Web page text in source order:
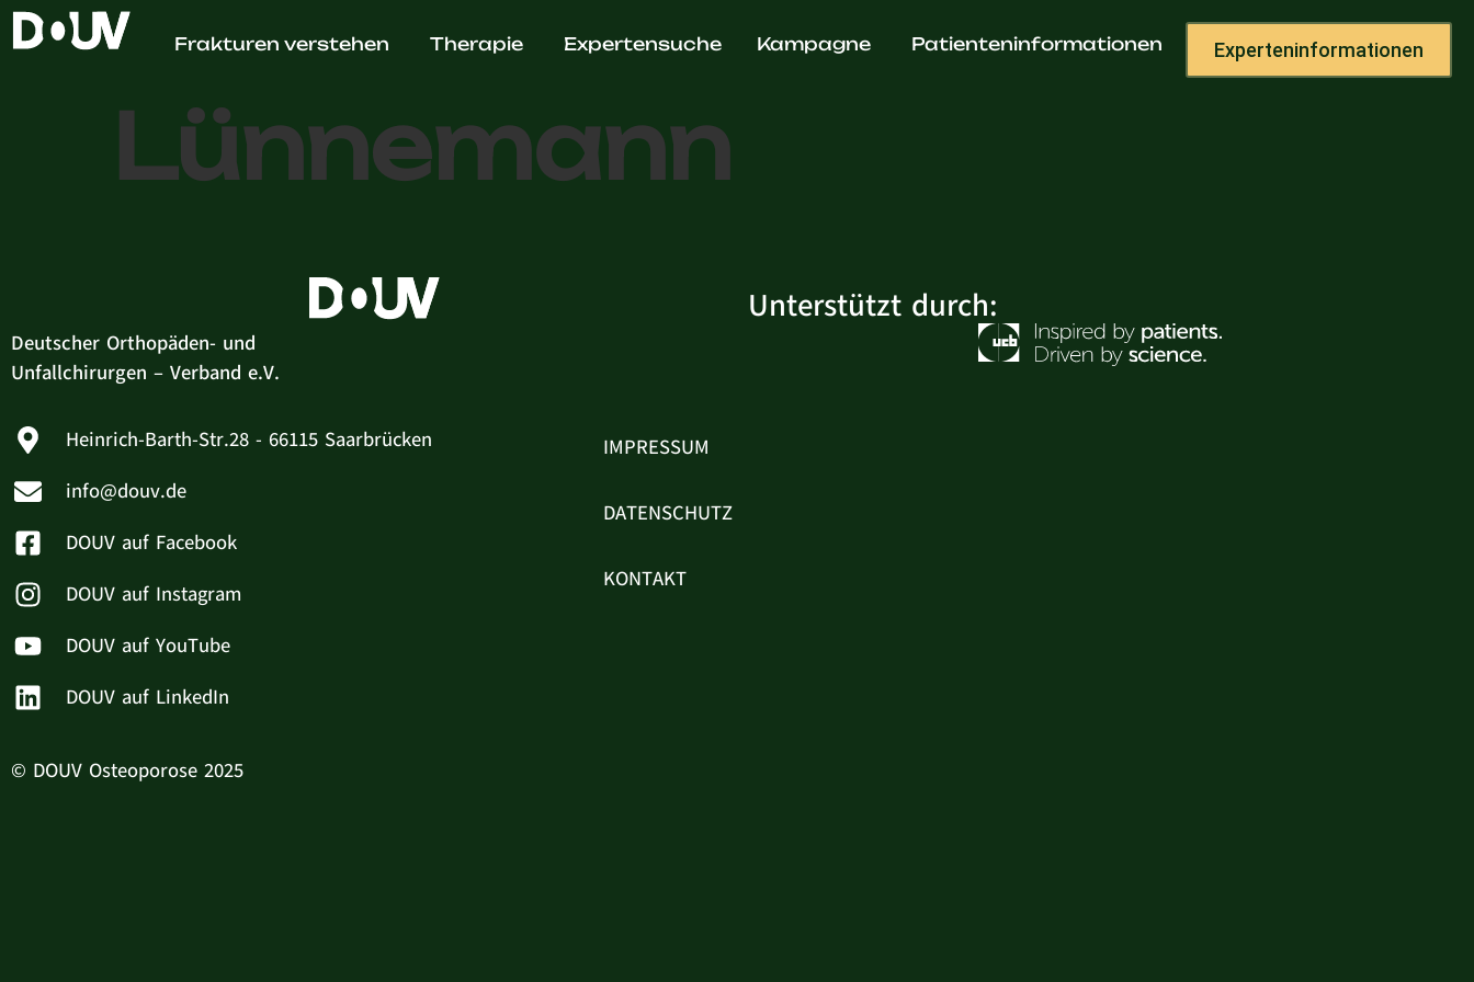
Frakturen verstehen Therapie Expertensuche Kampagne Patienteninformationen Experteninformationen
Dr. med. Tim
Lünnemann
Deutscher Orthopäden- und
Unfallchirurgen – Verband e.V.
Unterstützt durch:
Heinrich-Barth-Str.28 - 66115 Saarbrücken
info@douv.de
DOUV auf Facebook
DOUV auf Instagram
DOUV auf YouTube
DOUV auf LinkedIn
IMPRESSUM
DATENSCHUTZ
KONTAKT
© DOUV Osteoporose 2025